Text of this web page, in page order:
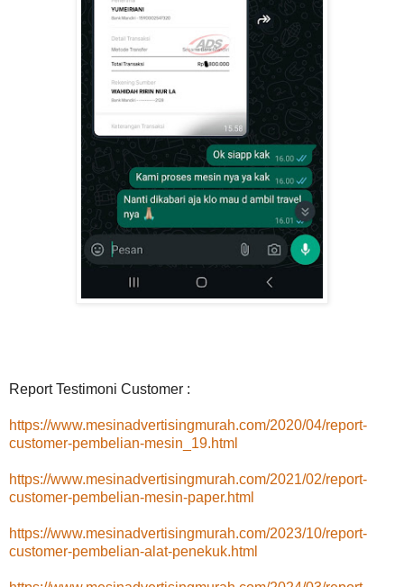
Report Testimoni Customer :
https://www.mesinadvertisingmurah.com/2020/04/report-
customer-pembelian-mesin_19.html
https://www.mesinadvertisingmurah.com/2021/02/report-
customer-pembelian-mesin-paper.html
https://www.mesinadvertisingmurah.com/2023/10/report-
customer-pembelian-alat-penekuk.html